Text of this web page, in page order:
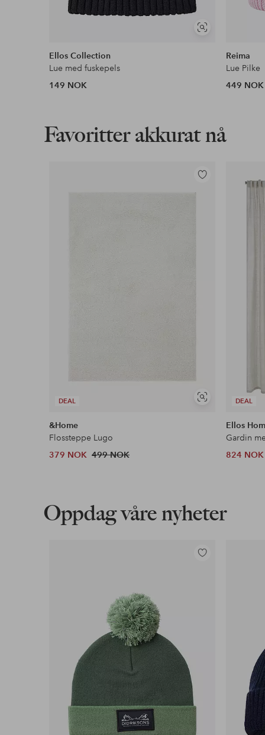
Vis
Ellos Collection
Lue med fuskepels
149 NOK
Reima
Lue Pilke
449 NOK
Favoritter akkurat nå
DEAL
Vis
Legg
til
&Home
Flossteppe Lugo
379 NOK 499 NOK
DEAL
Ellos
824 NOK
Oppdag våre nyheter
Legg